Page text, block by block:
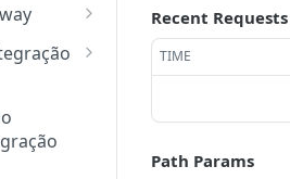
para
Área do
Recent Requests
TIME
Path Params